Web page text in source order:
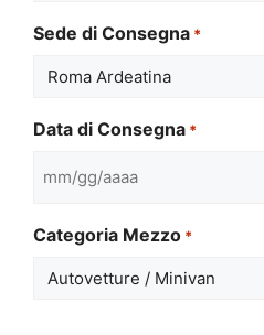
GG
slash
Sede di Consegna *
Data di Consegna *
MM
GG
slash
Categoria Mezzo *